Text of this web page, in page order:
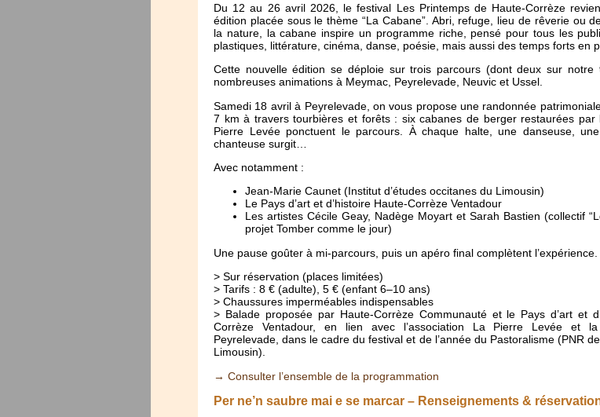
Du 12 au 26 avril 2026, le festival Les Printemps de Haute-Corrèze
édition placée sous le thème “La Cabane”. Abri, refuge, lieu de rêverie ou
la nature, la cabane inspire un programme riche, pensé pour tous les
plastiques, littérature, cinéma, danse, poésie, mais aussi des temps forts en
Cette nouvelle édition se déploie sur trois parcours (dont deux sur notre
nombreuses animations à Meymac, Peyrelevade, Neuvic et Ussel.
Samedi 18 avril à Peyrelevade, on vous propose une randonnée
7 km à travers tourbières et forêts : six cabanes de berger restaurées par
Pierre Levée ponctuent le parcours. À chaque halte, une danseuse,
chanteuse surgit…
Avec notamment :
Jean-Marie Caunet (Institut d’études occitanes du Limousin)
Le Pays d’art et d’histoire Haute-Corrèze Ventadour
Les artistes Cécile Geay, Nadège Moyart et Sarah Bastien (collectif
projet Tomber comme le jour)
Une pause goûter à mi-parcours, puis un apéro final complètent l’expérience.
> Sur réservation (places limitées)
> Tarifs : 8 € (adulte), 5 € (enfant 6–10 ans)
> Chaussures imperméables indispensables
> Balade proposée par Haute-Corrèze Communauté et le Pays d’art et
Corrèze Ventadour, en lien avec l’association La Pierre Levée et
Peyrelevade, dans le cadre du festival et de l’année du Pastoralisme (PNR
Limousin).
→ Consulter l’ensemble de la programmation
Per ne’n saubre mai e se marcar – Renseignements &